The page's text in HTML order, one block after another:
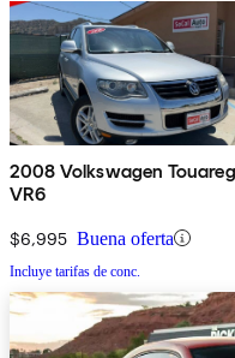
2008 Volkswagen
VR6
$6,995 Buena oferta
Incluye tarifas de conc.